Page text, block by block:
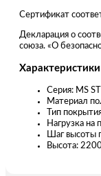
Сертификат
Декларация о
союза. «О
Характеристики
Серия: MS
Материал
Тип
Нагрузка на
Шаг высоты
Высота: